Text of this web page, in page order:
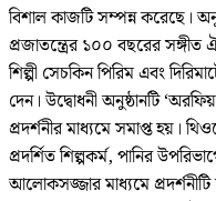
বিশাল কাজটি সম্পন্ন করেছে।
প্রজাতন্ত্রের ১০০ বছরের সঙ্গীত
শিল্পী সেচকিন পিরিম এবং
দেন। উদ্বোধনী অনুষ্ঠানটি
প্রদর্শনীর মাধ্যমে সমাপ্ত হয়।
প্রদর্শিত শিল্পকর্ম, পানির
আলোকসজ্জার মাধ্যমে প্রদর্শনীটি